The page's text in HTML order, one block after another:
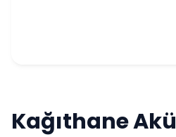
Kağıthane Akü